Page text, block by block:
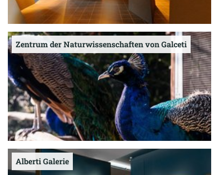
Zentrum der Naturwissenschaften von Galceti
Alberti Galerie